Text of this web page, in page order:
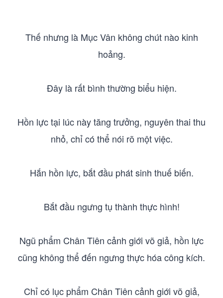
Thế nhưng là Mục Vân không chút nào kinh
hoảng.
Đây là rất bình thường biểu hiện.
Hồn lực tại lúc này tăng trưởng, nguyên thai thu
nhỏ, chỉ có thể nói rõ một việc.
Hắn hồn lực, bắt đầu phát sinh thuế biến.
Bắt đầu ngưng tụ thành thực hình!
Ngũ phẩm Chân Tiên cảnh giới võ giả, hồn lực
cũng không thể đến ngưng thực hóa công kích.
Chỉ có lục phẩm Chân Tiên cảnh giới võ giả,